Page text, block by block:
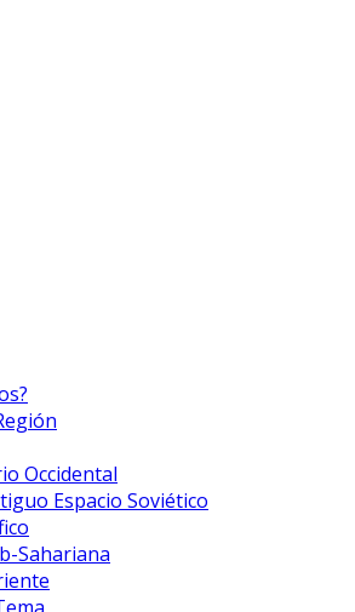
Occidental
Espacio Soviético
Sahariana